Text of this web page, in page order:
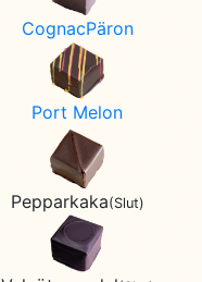
CognacPäron
Port Melon
Pepparkaka(Slut)